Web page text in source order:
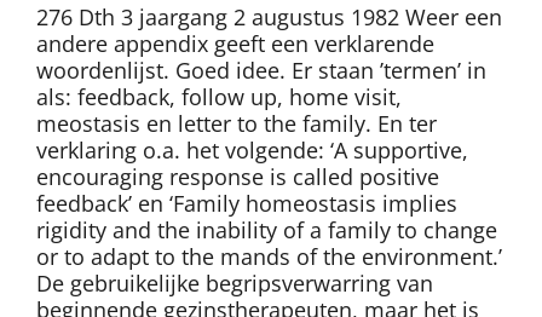
276 Dth 3 jaargang 2 augustus 1982 Weer een
andere appendix geeft een verklarende
woordenlijst. Goed idee. Er staan ’termen’ in
als: feedback, follow up, home visit,
meostasis en letter to the family. En ter
verklaring o.a. het volgende: ‘A supportive,
encouraging response is called positive
feedback’ en ‘Family homeostasis implies
rigidity and the inability of a family to change
or to adapt to the mands of the environment.’
De gebruikelijke begripsverwarring van
beginnende gezinstherapeuten, maar het is